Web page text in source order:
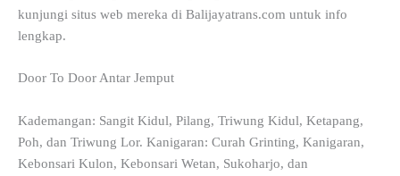
kunjungi situs web mereka di Balijayatrans.com untuk info
lengkap.
Door To Door Antar Jemput
Kademangan: Sangit Kidul, Pilang, Triwung Kidul, Ketapang,
Poh, dan Triwung Lor. Kanigaran: Curah Grinting, Kanigaran,
Kebonsari Kulon, Kebonsari Wetan, Sukoharjo, dan